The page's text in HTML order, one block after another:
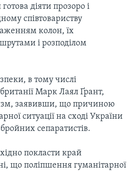
діяти прозоро і
співтовариству
колон, їх
і розподілом
в тому числі
Марк Лаял Ґрант,
заявивши, що причиною
ситуації на сході України
сепаратистів.
покласти край
що поліпшення гуманітарної